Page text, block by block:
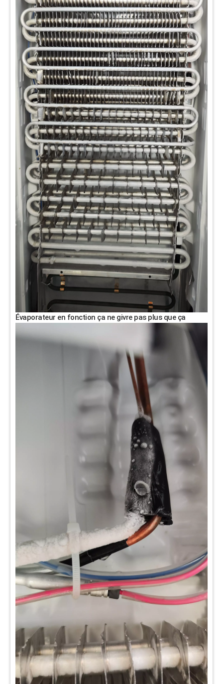
Évaporateur en fonction ça ne givre pas plus que ça